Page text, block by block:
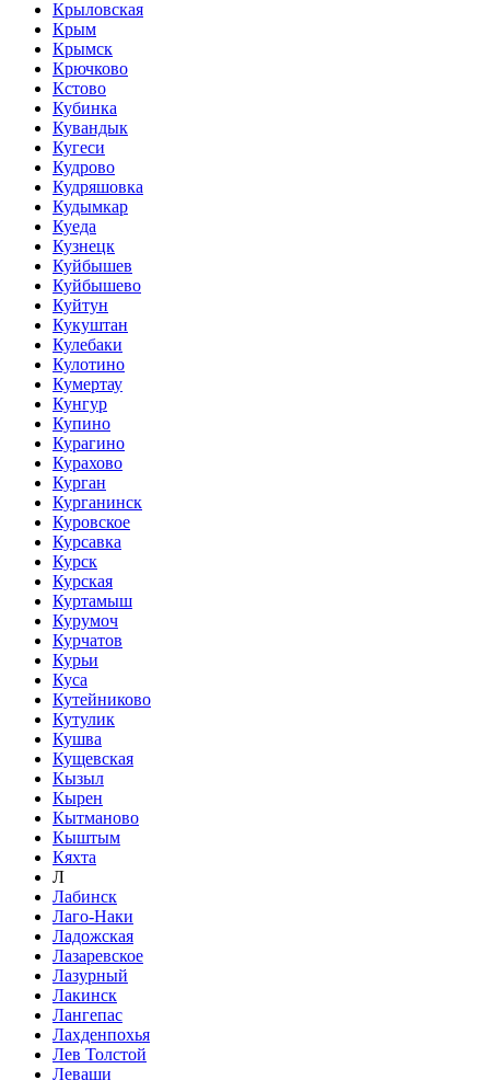
Крыловская
Крым
Крымск
Крючково
Кстово
Кубинка
Кувандык
Кугеси
Кудрово
Кудряшовка
Кудымкар
Куеда
Кузнецк
Куйбышев
Куйбышево
Куйтун
Кукуштан
Кулебаки
Кулотино
Кумертау
Кунгур
Купино
Курагино
Курахово
Курган
Курганинск
Куровское
Курсавка
Курск
Курская
Куртамыш
Курумоч
Курчатов
Курьи
Куса
Кутейниково
Кутулик
Кушва
Кущевская
Кызыл
Кырен
Кытманово
Кыштым
Кяхта
Л
Лабинск
Лаго-Наки
Ладожская
Лазаревское
Лазурный
Лакинск
Лангепас
Лахденпохья
Лев Толстой
Леваши